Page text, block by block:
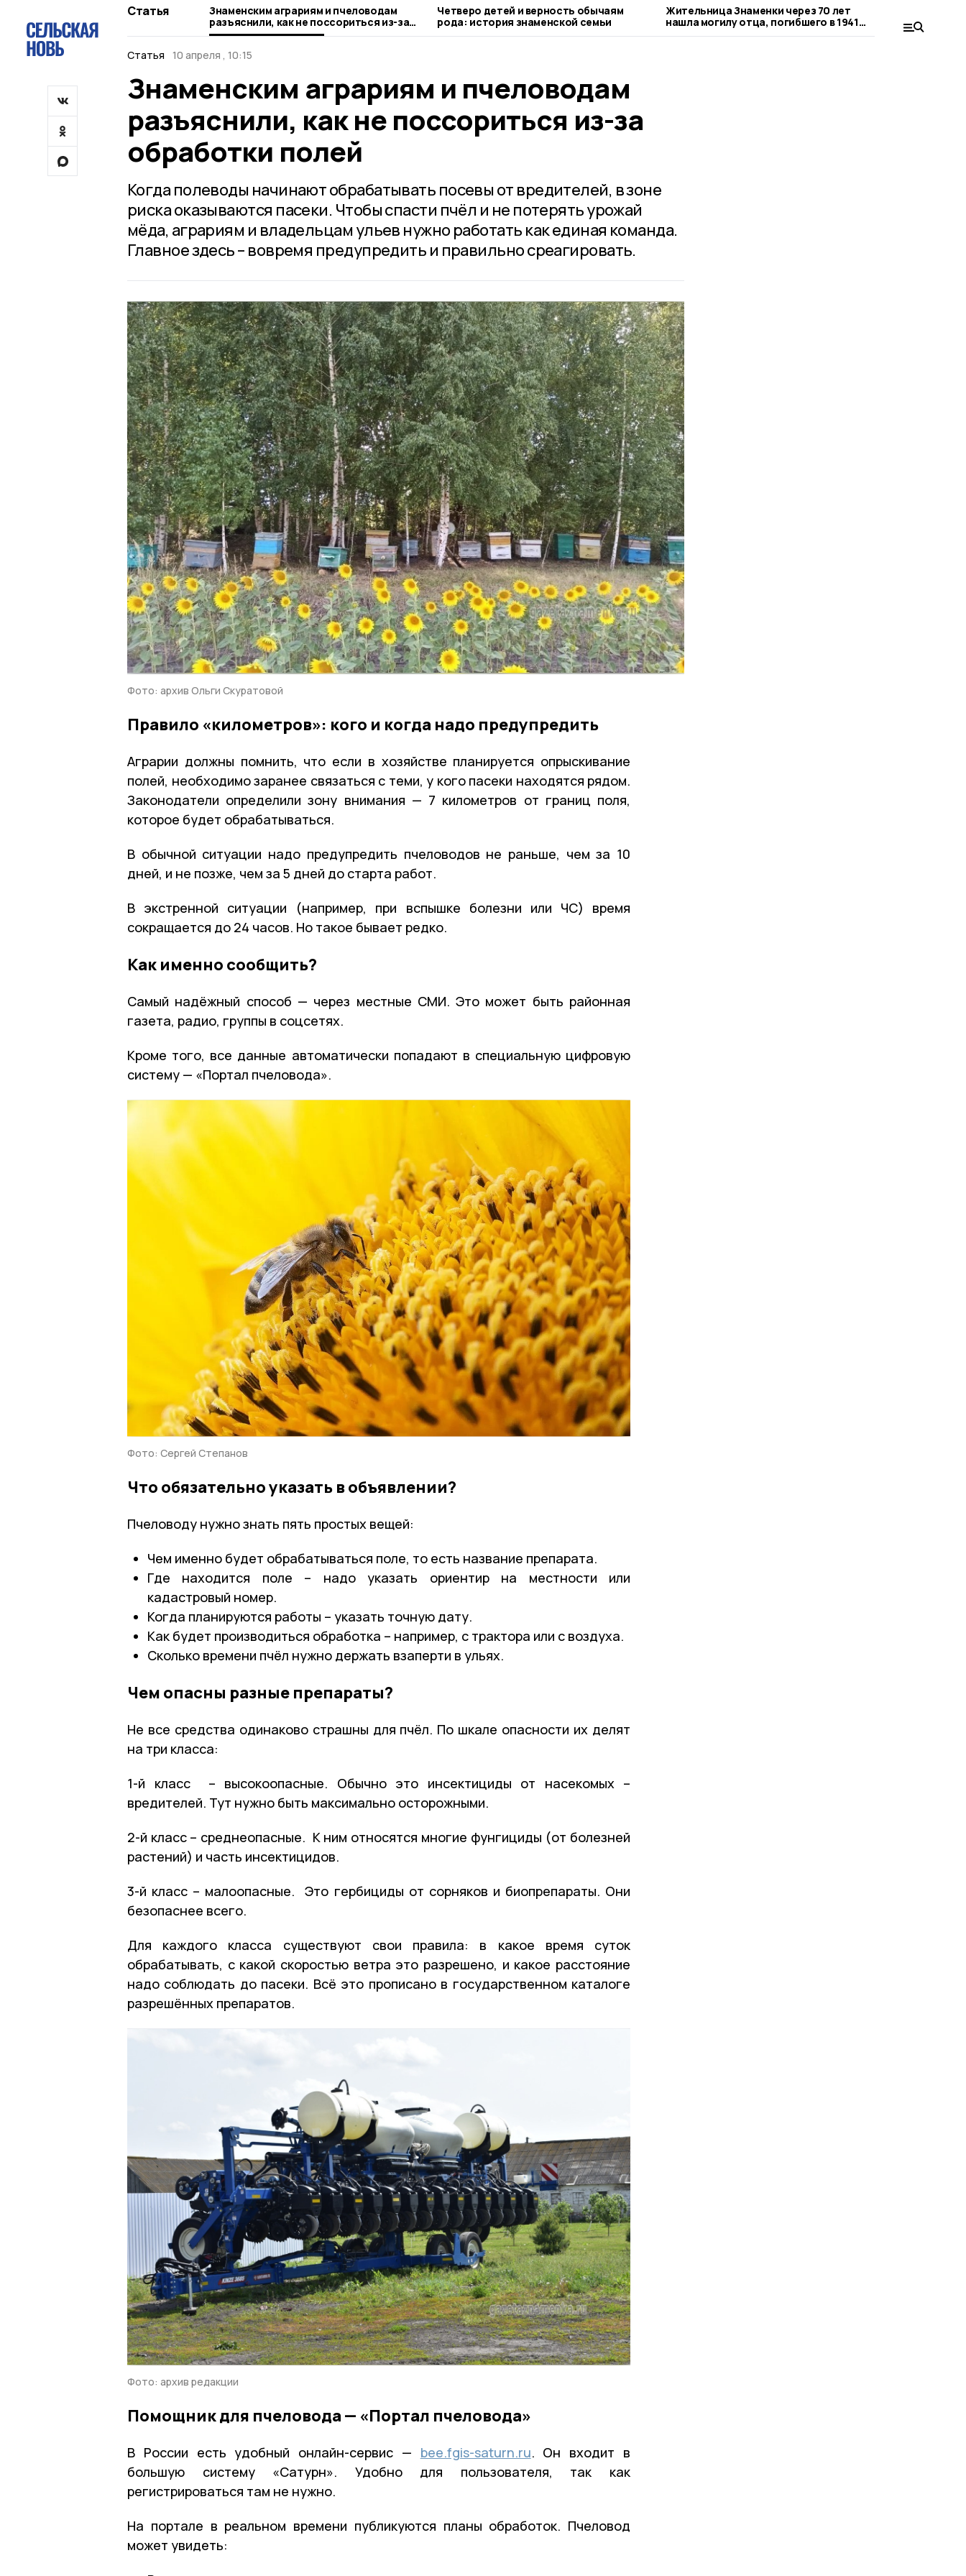
Статья
Знаменским аграриям и пчеловодам
разъяснили, как не поссориться из-за
обработки полей
Четверо детей и верность обычаям
рода: история знаменской семьи
Жительница Знаменки через 70 лет
нашла могилу отца, погибшего в 1941
году
уроки:
медицине 35
Статья
10 апреля , 10:15
Знаменским аграриям и пчеловодам
разъяснили, как не поссориться из-за
обработки полей
Когда полеводы начинают обрабатывать посевы от вредителей, в зоне
риска оказываются пасеки. Чтобы спасти пчёл и не потерять урожай
мёда, аграриям и владельцам ульев нужно работать как единая команда.
Главное здесь – вовремя предупредить и правильно среагировать.
Фото: архив Ольги Скуратовой
Правило «километров»: кого и когда надо предупредить
Аграрии должны помнить, что если в хозяйстве планируется опрыскивание
полей, необходимо заранее связаться с теми, у кого пасеки находятся рядом.
Законодатели определили зону внимания — 7 километров от границ поля,
которое будет обрабатываться.
В обычной ситуации надо предупредить пчеловодов не раньше, чем за 10
дней, и не позже, чем за 5 дней до старта работ.
В экстренной ситуации (например, при вспышке болезни или ЧС) время
сокращается до 24 часов. Но такое бывает редко.
Как именно сообщить?
Самый надёжный способ — через местные СМИ. Это может быть районная
газета, радио, группы в соцсетях.
Кроме того, все данные автоматически попадают в специальную цифровую
систему — «Портал пчеловода».
Фото: Сергей Степанов
Что обязательно указать в объявлении?
Пчеловоду нужно знать пять простых вещей:
Чем именно будет обрабатываться поле, то есть название препарата.
Где находится поле – надо указать ориентир на местности или
кадастровый номер.
Когда планируются работы – указать точную дату.
Как будет производиться обработка – например, с трактора или с воздуха.
Сколько времени пчёл нужно держать взаперти в ульях.
Чем опасны разные препараты?
Не все средства одинаково страшны для пчёл. По шкале опасности их делят
на три класса:
1-й класс – высокоопасные. Обычно это инсектициды от насекомых –
вредителей. Тут нужно быть максимально осторожными.
2-й класс – среднеопасные. К ним относятся многие фунгициды (от болезней
растений) и часть инсектицидов.
3-й класс – малоопасные. Это гербициды от сорняков и биопрепараты. Они
безопаснее всего.
Для каждого класса существуют свои правила: в какое время суток
обрабатывать, с какой скоростью ветра это разрешено, и какое расстояние
надо соблюдать до пасеки. Всё это прописано в государственном каталоге
разрешённых препаратов.
Фото: архив редакции
Помощник для пчеловода — «Портал пчеловода»
В России есть удобный онлайн-сервис — bee.fgis-saturn.ru. Он входит в
большую систему «Сатурн». Удобно для пользователя, так как
регистрироваться там не нужно.
На портале в реальном времени публикуются планы обработок. Пчеловод
может увидеть: